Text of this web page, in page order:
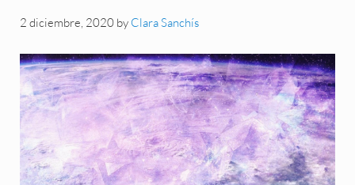
2 diciembre, 2020 by Clara Sanchís